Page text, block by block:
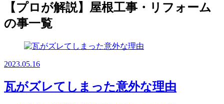
【プロが解説】屋根工事・リフォーム
の事一覧
2023.05.16
瓦がズレてしまった意外な理由